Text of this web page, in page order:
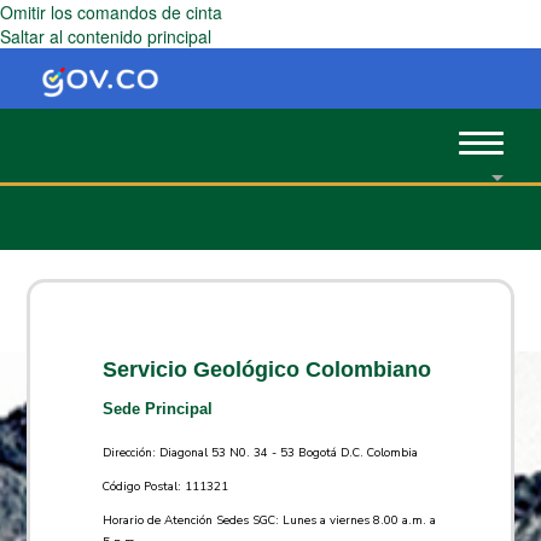
Omitir los comandos de cinta
Saltar al contenido principal
Toggle
Servicio Geológico Colombiano
Sede Principal
Dirección: Diagonal 53 N0. 34 - 53 Bogotá D.C. Colombia
Código Postal: 111321
Horario de Atención Sedes SGC: Lunes a viernes 8.00 a.m. a